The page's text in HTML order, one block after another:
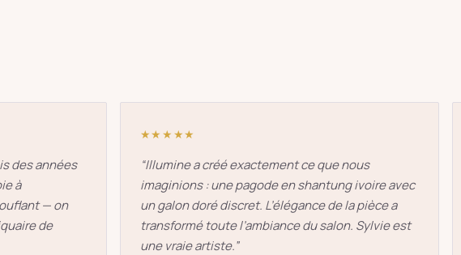
des années
à
— on
de
★★★★★
“Illumine a créé exactement ce que nous
imaginions : une pagode en shantung ivoire avec
un galon doré discret. L’élégance de la pièce a
transformé toute l’ambiance du salon. Sylvie est
une vraie artiste.”